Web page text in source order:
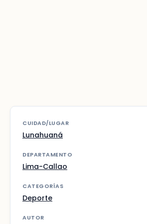
CUIDAD/LUGAR
Lunahuaná
DEPARTAMENTO
Lima-Callao
CATEGORÍAS
Deporte
AUTOR